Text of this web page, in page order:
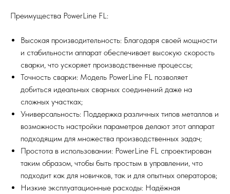
Преимущества PowerLine FL:
Высокая производительность: Благодаря своей мощности
и стабильности аппарат обеспечивает высокую скорость
сварки, что ускоряет производственные процессы;
Точность сварки: Модель PowerLine FL позволяет
добиться идеальных сварных соединений даже на
сложных участках;
Универсальность: Поддержка различных типов металлов и
возможность настройки параметров делают этот аппарат
подходящим для множества производственных задач;
Простота в использовании: PowerLine FL спроектирован
таким образом, чтобы быть простым в управлении, что
подходит как для новичков, так и для опытных операторов;
Низкие эксплуатационные расходы: Надёжная